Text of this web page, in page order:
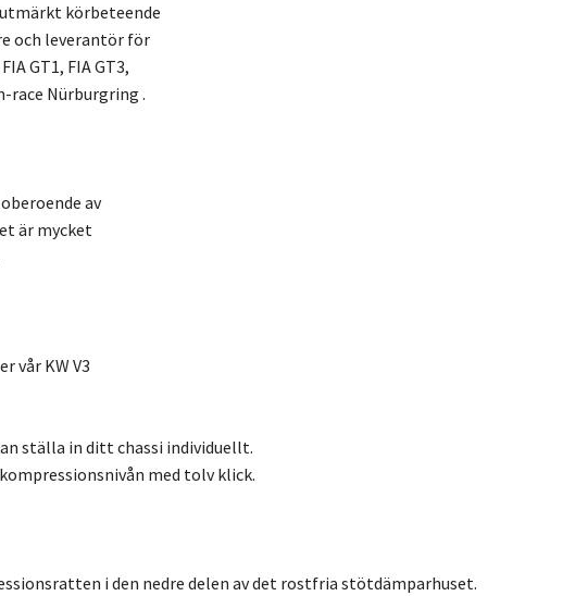
utmärkt körbeteende
och leverantör för
GT1, FIA GT3,
race Nürburgring .
av
är mycket
vår KW V3
ställa in ditt chassi individuellt.
med tolv klick.
i den nedre delen av det rostfria stötdämparhuset.